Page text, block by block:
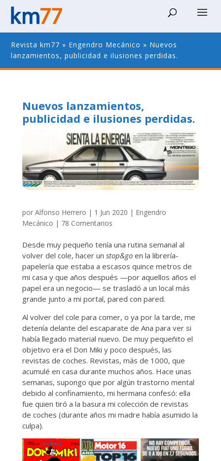
Revista km77 » Engendro Mecánico » Nuevos
lanzamientos, publicidad e ilusiones perdidas.
Nuevos lanzamientos,
publicidad e ilusiones perdidas.
por Alfonso Herrero | 1 Jun 2020 | Engendro
Mecánico | 78 Comentarios
Desde muy pequeño tenía una rutina semanal al
volver del cole, hacer un stop&goen la librería-
papelería que estaba a escasos quince metros de
mi casa y que años después —por aquellos años el
papel era un negocio— se trasladó a un local más
grande junto a mi portal, pared con pared.
Al volver del cole para comer, o ya por la tarde, me
detenía delante del escaparate de Ana para ver si
había llegado material nuevo. De muy pequeñito el
objetivo era el Don Miki y poco después, las
revistas de coches. Revistas, más de 1000, que
acumulé en casa durante muchos años. Hace unas
semanas, supongo que por algún trastorno mental
debido al confinamiento, mi hermana confesó: ella
fue quien tiró a la basura mi colección de revistas
de coches (durante años mi madre había asumido la
culpa).